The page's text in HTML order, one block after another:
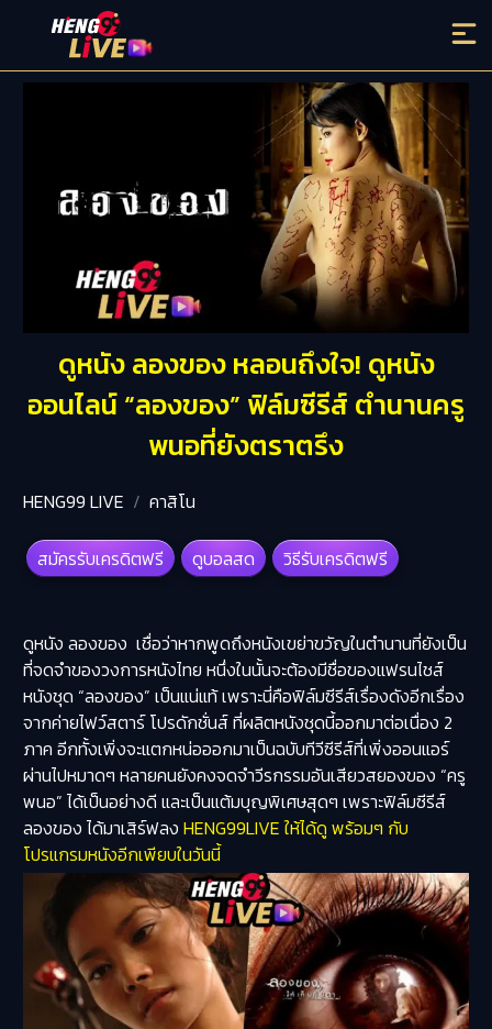
ดูหนัง ลองของ หลอนถึงใจ! ดูหนัง
ออนไลน์ “ลองของ” ฟิล์มซีรีส์ ตำนานครู
พนอที่ยังตราตรึง
HENG99 LIVE คาสิโน
สมัครรับเครดิตฟรี ดูบอลสด วิธีรับเครดิตฟรี
ดูหนัง ลองของ เชื่อว่าหากพูดถึงหนังเขย่าขวัญในตำนานที่ยังเป็น
ที่จดจำของวงการหนังไทย หนึ่งในนั้นจะต้องมีชื่อของแฟรนไชส์
หนังชุด “ลองของ” เป็นแน่แท้ เพราะนี่คือฟิล์มซีรีส์เรื่องดังอีกเรื่อง
จากค่ายไฟว์สตาร์ โปรดักชั่นส์ ที่ผลิตหนังชุดนี้ออกมาต่อเนื่อง 2
ภาค อีกทั้งเพิ่งจะแตกหน่อออกมาเป็นฉบับทีวีซีรีส์ที่เพิ่งออนแอร์
ผ่านไปหมาดๆ หลายคนยังคงจดจำวีรกรรมอันเสียวสยองของ “ครู
พนอ” ได้เป็นอย่างดี และเป็นแต้มบุญพิเศษสุดๆ เพราะฟิล์มซีรีส์
ลองของ ได้มาเสิร์ฟลง HENG99LIVE ให้ได้ดู พร้อมๆ กับ
โปรแกรมหนังอีกเพียบในวันนี้